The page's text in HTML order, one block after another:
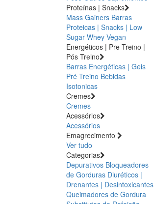
Proteínas | Snacks
Mass Gainers Barras
Proteicas | Snacks | Low
Sugar Whey Vegan
Energéticos | Pre Treino |
Pós Treino
Barras Energéticas | Geis
Pré Treino Bebidas
Isotonicas
Cremes
Cremes
Acessórios
Acessórios
Emagrecimento
Ver tudo
Categorias
Depurativos Bloqueadores
de Gorduras Diuréticos |
Drenantes | Desintoxicantes
Queimadores de Gordura